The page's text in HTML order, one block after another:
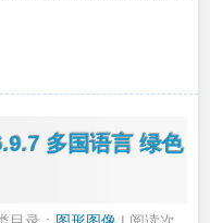
多国语言 绿色